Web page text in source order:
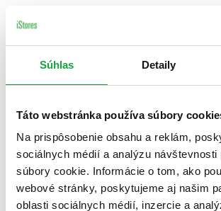
Súhlas Detaily
Táto webstránka používa súbory
Na prispôsobenie obsahu a reklám,
sociálnych médií a analýzu návštevnosti
súbory cookie. Informácie o tom, ako
webové stránky, poskytujeme aj našim
oblasti sociálnych médií, inzercie a